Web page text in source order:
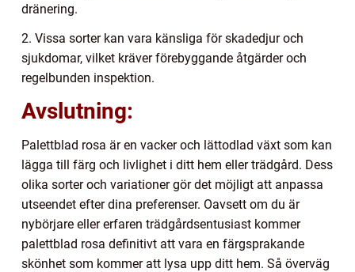
dränering.
2. Vissa sorter kan vara känsliga för skadedjur och
sjukdomar, vilket kräver förebyggande åtgärder och
regelbunden inspektion.
Avslutning:
Palettblad rosa är en vacker och lättodlad växt som kan
lägga till färg och livlighet i ditt hem eller trädgård. Dess
olika sorter och variationer gör det möjligt att anpassa
utseendet efter dina preferenser. Oavsett om du är
nybörjare eller erfaren trädgårdsentusiast kommer
palettblad rosa definitivt att vara en färgsprakande
skönhet som kommer att lysa upp ditt hem. Så överväg